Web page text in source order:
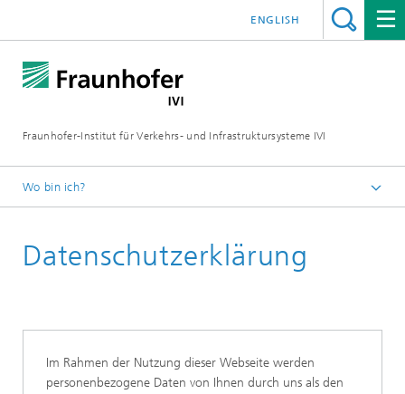
Fraunhofer-Institut für Verkehrs- und Infrastruktursysteme IVI
ENGLISH
Wo bin ich?
Datenschutzerklärung
Im Rahmen der Nutzung dieser Webseite werden
personenbezogene Daten von Ihnen durch uns als den